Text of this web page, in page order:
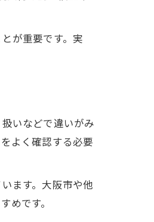
が重要です。実
いなどで違いがみ
よく確認する必要
ます。大阪市や他
めです。